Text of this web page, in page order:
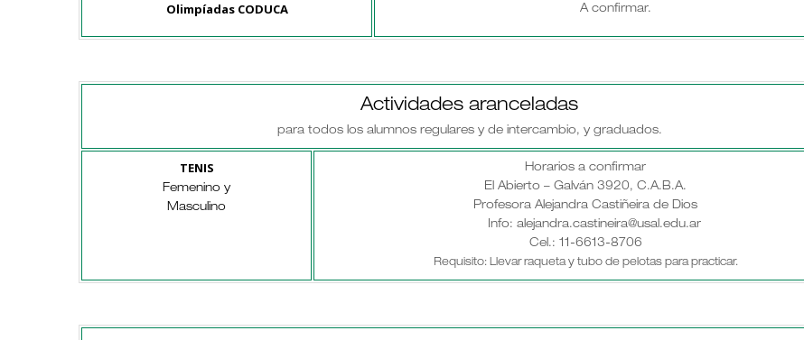
Olimpíadas CODUCA A confirmar.
Actividades aranceladas
para todos los alumnos regulares y de intercambio, y graduados.
TENIS
Femenino y
Masculino
Horarios a confirmar
El Abierto – Galván 3920, C.A.B.A.
Profesora Alejandra Castiñeira de Dios
Info: alejandra.castineira@usal.edu.ar
Cel.: 11-6613-8706
Requisito: Llevar raqueta y tubo de pelotas para practicar.